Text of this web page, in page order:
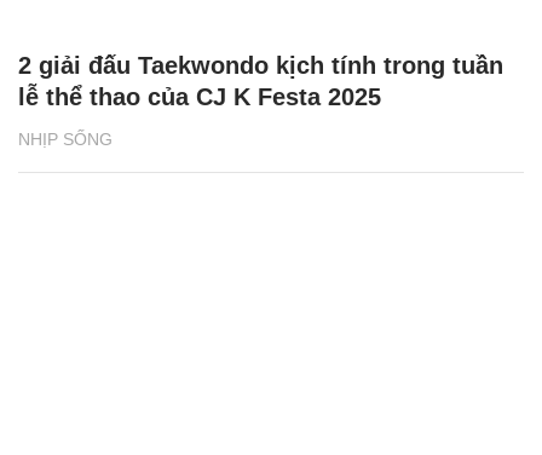
NHỊP SỐNG
2 giải đấu Taekwondo kịch tính trong tuần
lễ thể thao của CJ K Festa 2025